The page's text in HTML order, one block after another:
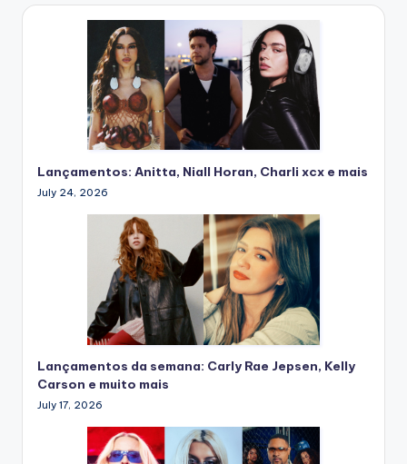
Lançamentos: Anitta, Niall Horan, Charli xcx e mais
July 24, 2026
Lançamentos da semana: Carly Rae Jepsen, Kelly
Carson e muito mais
July 17, 2026